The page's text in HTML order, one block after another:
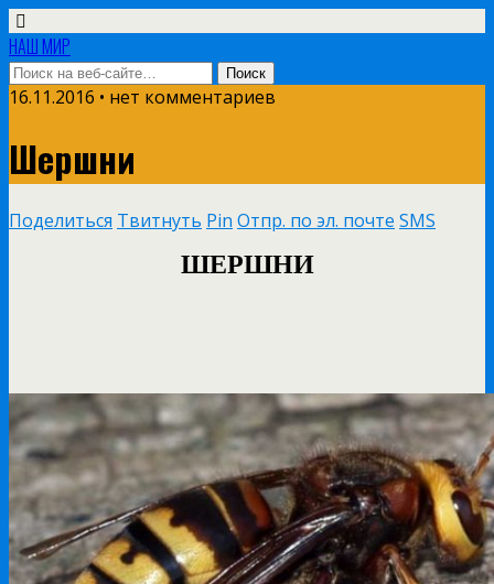
НАШ МИР
16.11.2016 • нет комментариев
Шершни
Поделиться Твитнуть Pin Отпр. по эл. почте SMS
ШЕРШНИ